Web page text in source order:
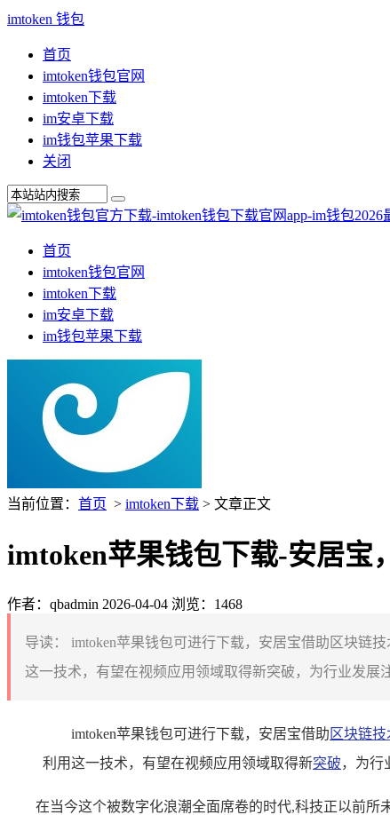
imtoken 钱包
首页
imtoken钱包官网
imtoken下载
im安卓下载
im钱包苹果下载
关闭
首页
imtoken钱包官网
imtoken下载
im安卓下载
im钱包苹果下载
当前位置： 首页 > imtoken下载 > 文章正文
imtoken苹果钱包下载-安居宝
作者：qbadmin 2026-04-04 浏览：1468
导读：
imtoken苹果钱包可进行下载，安居宝借助区块链
这一技术，有望在视频应用领域取得新突破，为行业发
imtoken苹果钱包可进行下载，安居宝借助 区块链技
利用这一技术，有望在视频应用领域取得新突破，为行
在当今这个被数字化浪潮全面席卷的时代,科技正以前所